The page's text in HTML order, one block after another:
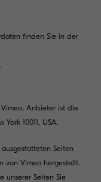
finden Sie in der
.
Anbieter ist die
10011, USA.
Seiten
von Vimeo hergestellt.
unserer Seiten Sie